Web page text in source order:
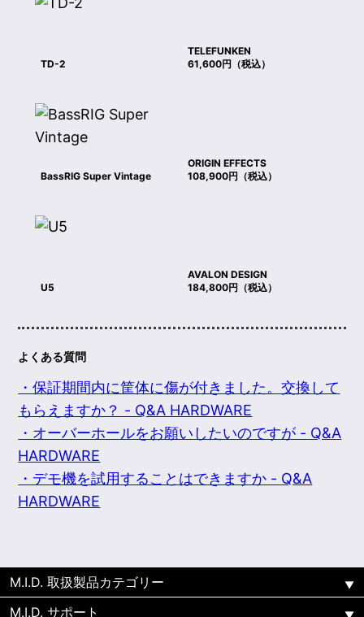
TELEFUNKEN
TD-2
61,600円（税込）
ORIGIN EFFECTS
BassRIG Super Vintage
108,900円（税込）
AVALON DESIGN
U5
184,800円（税込）
よくある質問
・保証期間内に筐体に傷が付きました。交換して
もらえますか？ - Q&A HARDWARE
・オーバーホールをお願いしたいのですが - Q&A
HARDWARE
・デモ機を試用することはできますか - Q&A
HARDWARE
M.I.D. 取扱製品カテゴリー
M.I.D. サポート